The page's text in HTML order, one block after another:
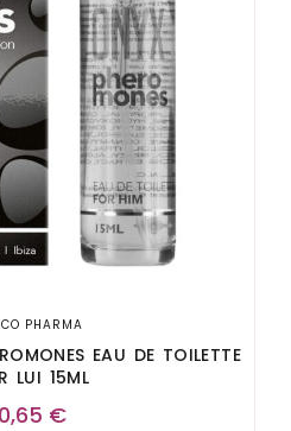
PHARMA
EAU DE TOILETTE
LUI 15ML
€